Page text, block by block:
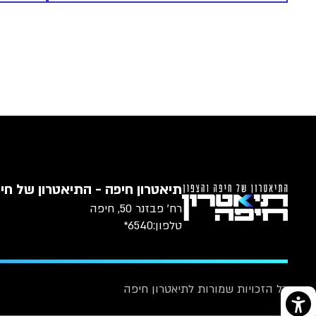
תיאטרון חיפה - התיאטרון של
רח׳ פבזנר 50, חיפה
טלפון:6540*
כל הזכויות שמורות לתיאטרון חיפה